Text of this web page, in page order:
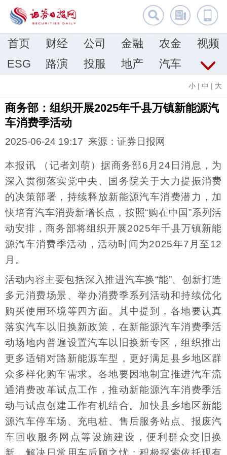
首页 财经 公司 金融 农金
视频
ESG
路演 投服 地产 汽车
小 | 中 | 大
商务部：组织开展2025年千县万镇新能源汽
车消费季活动
2025-06-24 19:17 来源：证券日报网
本报讯 （记者刘萌）据商务部6月24日消息，为
深入贯彻落实党中央、国务院关于大力提振消费
的决策部署，持续释放新能源汽车消费潜力，加
快培育汽车消费新增长点，按照“购在中国”系列活
动安排，商务部将组织开展2025年千县万镇新能
源汽车消费季活动，活动时间为2025年7月至12
月。
活动内容主要包括深入推进汽车换“能”、创新打造
多元消费场景、举办消费季系列活动和持续优化
购买使用环境等四方面。其中提到，各地要认真
落实汽车以旧换新政策，在新能源汽车消费季活
动场地内普遍设置汽车以旧换新专区，组织推出
更多适销对路新能源车型，更好满足县乡地区群
众多样化购车需求。各地要因地制宜推进汽车流
通消费改革试点工作，推动新能源汽车消费季活
动与试点创建工作有机结合。加快县乡地区新能
源汽车停车场、充电桩、售后服务站点、报废汽
车回收服务网点等设施建设，便利群众交旧换
新，解决日常用车后顾之忧；积极探索依托现有